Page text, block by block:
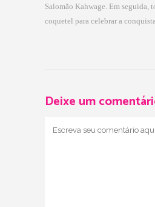
Salomão Kahwage. Em seguida,
coquetel para celebrar a conquista.
Deixe um